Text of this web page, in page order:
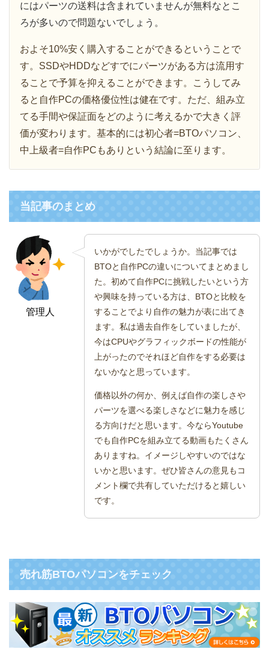
にはパーツの送料は含まれていませんが無料なとこ
ろが多いので問題ないでしょう。
およそ10%安く購入することができるということで
す。SSDやHDDなどすでにパーツがある方は流用す
ることで予算を抑えることができます。こうしてみ
ると自作PCの価格優位性は健在です。ただ、組み立
てる手間や保証面をどのように考えるかで大きく評
価が変わります。基本的には初心者=BTOパソコン、
中上級者=自作PCもありという結論に至ります。
当記事のまとめ
管理人
いかがでしたでしょうか。当記事では
BTOと自作PCの違いについてまとめまし
た。初めて自作PCに挑戦したいという方
や興味を持っている方は、BTOと比較を
することでより自作の魅力が表に出てき
ます。私は過去自作をしていましたが、
今はCPUやグラフィックボードの性能が
上がったのでそれほど自作をする必要は
ないかなと思っています。
価格以外の何か、例えば自作の楽しさや
パーツを選べる楽しさなどに魅力を感じ
る方向けだと思います。今ならYoutube
でも自作PCを組み立てる動画もたくさん
ありますね。イメージしやすいのではな
いかと思います。ぜひ皆さんの意見もコ
メント欄で共有していただけると嬉しい
です。
売れ筋BTOパソコンをチェック